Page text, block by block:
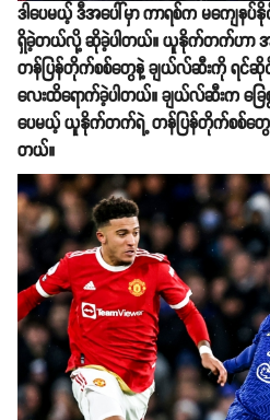
ဒါပေမယ့် ဒီအပေါ်မှာ ကာရစ်က မကျေ
ရှိခဲ့တယ်လို့ ဆိုခဲ့ပါတယ်။ ယူနိုက်တက်ဟာ အဆိုပ
တန်ပြန်တိုက်စစ်တွေနဲ့ ချယ်လ်ဆီးကို ရင်ဆို
လေးထိရောက်ခဲ့ပါတယ်။ ချယ်လ်ဆီးက ခြ
ပေမယ့် ယူနိုက်တက်ရဲ့ တန်ပြန်တိုက်စစ်တွေကို
တယ်။